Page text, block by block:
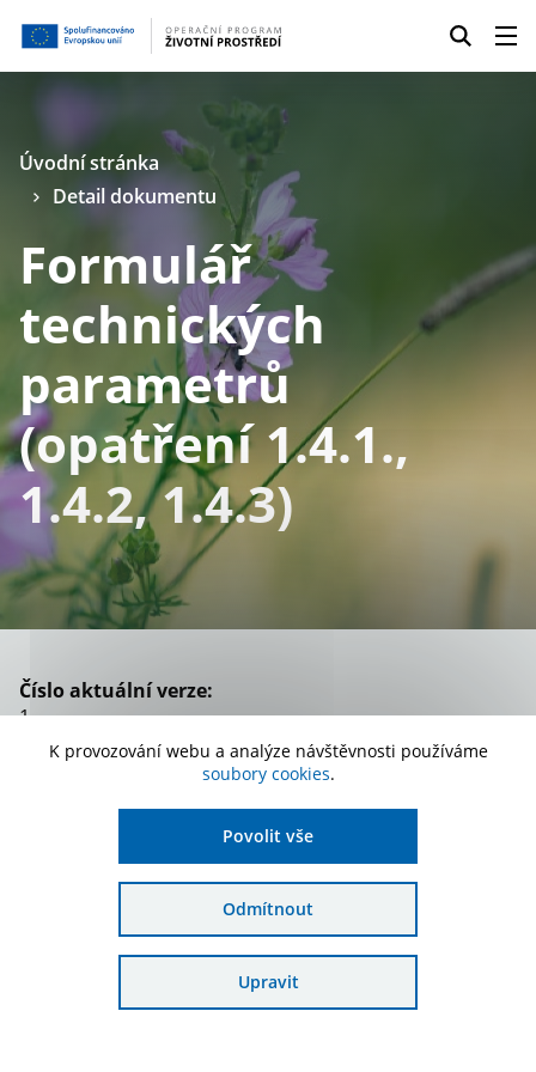
Úvodní stránka
Detail dokumentu
Formulář
technických
parametrů
(opatření 1.4.1.,
1.4.2, 1.4.3)
Číslo aktuální verze:
1
Platnost:
2. výzva, 21. výzva
Stáhnout dokument
K provozování webu a analýze návštěvnosti používáme
soubory cookies.
Povolit vše
Odmítnout
Upravit